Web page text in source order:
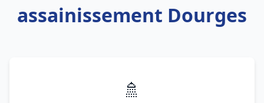
assainissement Dourges
🚿